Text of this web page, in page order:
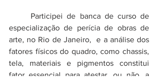
especialização de perícia de obras de
arte, no Rio de Janeiro,  e a análise dos
fatores físicos do quadro, como chassis,
tela, materiais e pigmentos constitui
fator essencial para atestar, ou não, a